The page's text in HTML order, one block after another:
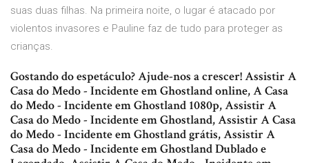
suas duas filhas. Na primeira noite, o lugar é atacado por
violentos invasores e Pauline faz de tudo para proteger as
crianças.
Gostando do espetáculo? Ajude-nos a crescer! Assistir A
Casa do Medo - Incidente em Ghostland online, A Casa
do Medo - Incidente em Ghostland 1080p, Assistir A
Casa do Medo - Incidente em Ghostland, Assistir A Casa
do Medo - Incidente em Ghostland grátis, Assistir A
Casa do Medo - Incidente em Ghostland Dublado e